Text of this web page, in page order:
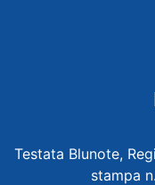
Testata Blunote,
stampa